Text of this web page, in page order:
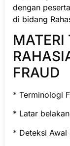
dengan
di bidang
MATERI
FRAUD
* Terminologi
* Latar
* Deteksi